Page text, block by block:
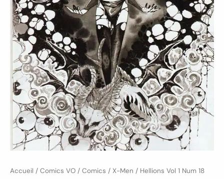
Accueil / Comics VO / Comics / X-Men / Hellions Vol 1 Num 18